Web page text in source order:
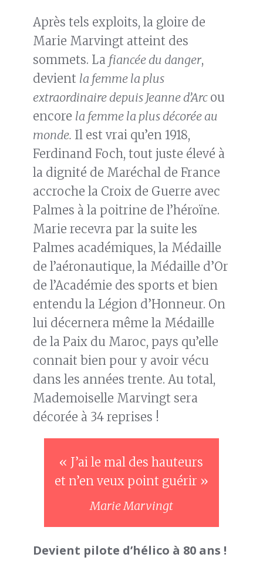
Après tels exploits, la gloire de
Marie Marvingt atteint des
sommets. La fiancée du danger,
devient la femme la plus
extraordinaire depuis Jeanne d’Arc ou
encore la femme la plus décorée au
monde. Il est vrai qu’en 1918,
Ferdinand Foch, tout juste élevé à
la dignité de Maréchal de France
accroche la Croix de Guerre avec
Palmes à la poitrine de l’héroïne.
Marie recevra par la suite les
Palmes académiques, la Médaille
de l’aéronautique, la Médaille d’Or
de l’Académie des sports et bien
entendu la Légion d’Honneur. On
lui décernera même la Médaille
de la Paix du Maroc, pays qu’elle
connait bien pour y avoir vécu
dans les années trente. Au total,
Mademoiselle Marvingt sera
décorée à 34 reprises !
« J’ai le mal des hauteurs
et n’en veux point guérir »
Marie Marvingt
Devient pilote d’hélico à 80 ans !